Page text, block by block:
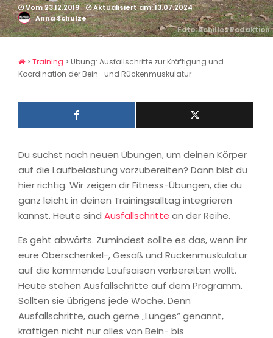
Vom 23.12.2019
Aktualisiert am: 13.07.2024
Anna Schulze
Foto: Achilles Redaktion
> Training > Übung: Ausfallschritte zur Kräftigung und
Koordination der Bein- und Rückenmuskulatur
Du suchst nach neuen Übungen, um deinen Körper
auf die Laufbelastung vorzubereiten? Dann bist du
hier richtig. Wir zeigen dir Fitness-Übungen, die du
ganz leicht in deinen Trainingsalltag integrieren
kannst. Heute sind Ausfallschritte an der Reihe.
Es geht abwärts. Zumindest sollte es das, wenn ihr
eure Oberschenkel-, Gesäß und Rückenmuskulatur
auf die kommende Laufsaison vorbereiten wollt.
Heute stehen Ausfallschritte auf dem Programm.
Sollten sie übrigens jede Woche. Denn
Ausfallschritte, auch gerne „Lunges“ genannt,
kräftigen nicht nur alles von Bein- bis